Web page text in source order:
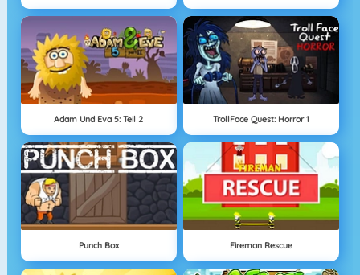
Adam Und Eva 5: Teil 2 TrollFace Quest: Horror 1
Punch Box Fireman Rescue